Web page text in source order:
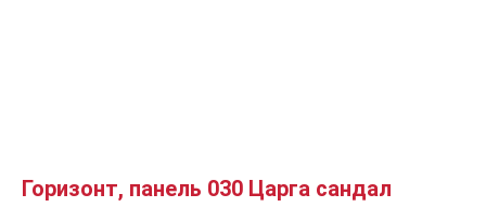
Горизонт, панель 030 Царга сандал